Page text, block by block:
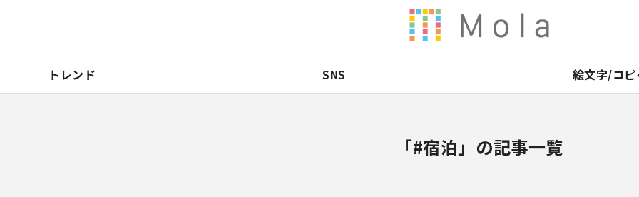
トレンド SNS 絵文字/コピ
「#宿泊」の記事一覧